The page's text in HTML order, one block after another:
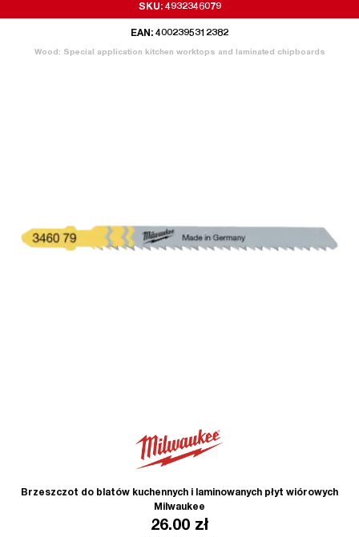
SKU: 4932346079
EAN: 4002395312382
Wood: Special application kitchen worktops and laminated chipboards
Brzeszczot do blatów kuchennych i laminowanych płyt wiórowych
Milwaukee
26.00 zł